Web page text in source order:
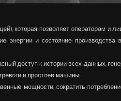
которая позволяет операторам и
энергии и состояние
доступ к истории всех данных,
и простоев машины.
мощности, сократить